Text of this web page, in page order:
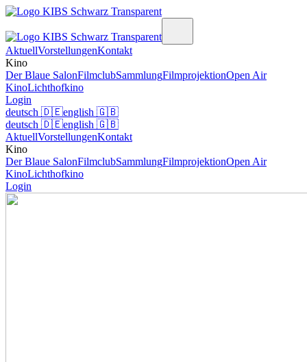
AktuellVorstellungenKontakt
Kino
Der Blaue SalonFilmclubSammlungFilmprojektionOpen Air
KinoLichthofkino
Login
deutsch 🇩🇪english 🇬🇧
deutsch 🇩🇪english 🇬🇧
AktuellVorstellungenKontakt
Kino
Der Blaue SalonFilmclubSammlungFilmprojektionOpen Air
KinoLichthofkino
Login